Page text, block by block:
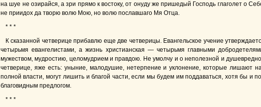
на шуе не озирайся, а зри прямо к востоку, от онуду же пришедый Господь глаголет о
не приидох да творю волю Мою, но волю пославшаго Мя Отца.
* * *
К сказанной четверице прибавлю еще две четверицы. Евангельское учение
четырьмя евангелистами, а жизнь христианская — четырьмя главными
мужеством, мудростию, целомудрием и правдою. Не умолчу и о неполезной и
четверице, яже есть: уныние, малодушие, нетерпение и уклонение, которые лишают
полной власти, могут лишить и благой части, если мы будем им поддаваться, хотя бы и
благовидным предлогом.
* * *